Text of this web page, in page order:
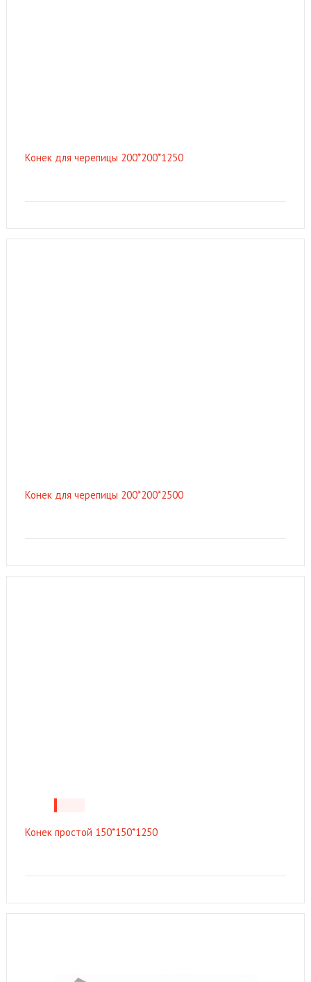
Конек для черепицы 200*200*1250
Конек для черепицы 200*200*2500
Конек простой 150*150*1250